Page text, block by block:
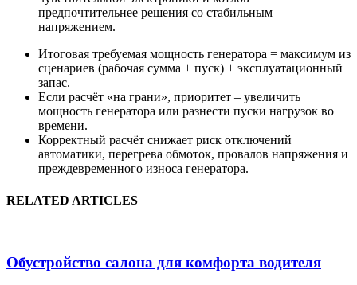
предпочтительнее решения со стабильным
напряжением.
Итоговая требуемая мощность генератора = максимум из
сценариев (рабочая сумма + пуск) + эксплуатационный
запас.
Если расчёт «на грани», приоритет – увеличить
мощность генератора или разнести пуски нагрузок во
времени.
Корректный расчёт снижает риск отключений
автоматики, перегрева обмоток, провалов напряжения и
преждевременного износа генератора.
RELATED ARTICLES
Обустройство салона для комфорта водителя